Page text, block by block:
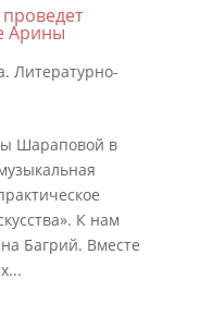
Арины
Литературно-
Шараповой в
К нам
Багрий. Вместе